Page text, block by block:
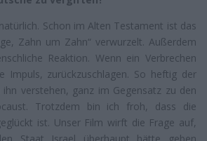
Schon im Alten Testament ist das
Zahn um Zahn“ verwurzelt. Außerdem
Reaktion. Wenn ein Verbrechen
Impuls, zurückzuschlagen. So heftig der
verstehen, ganz im Gegensatz zu den
Trotzdem bin ich froh, dass die
ist. Unser Film wirft die Frage auf,